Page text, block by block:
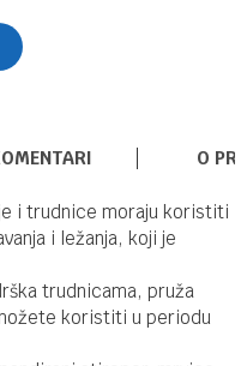
O
i trudnice moraju koristiti
i ležanja, koji je
trudnicama, pruža
koristiti u periodu